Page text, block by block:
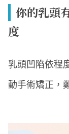
你的乳頭
度
乳頭凹陷依程
動手術矯正，